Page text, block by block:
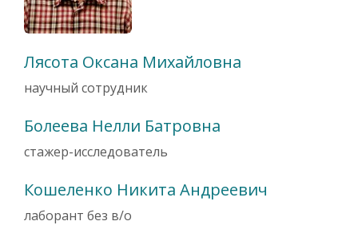
Лясота Оксана Михайловна
научный сотрудник
Болеева Нелли Батровна
стажер-исследователь
Кошеленко Никита Андреевич
лаборант без в/о